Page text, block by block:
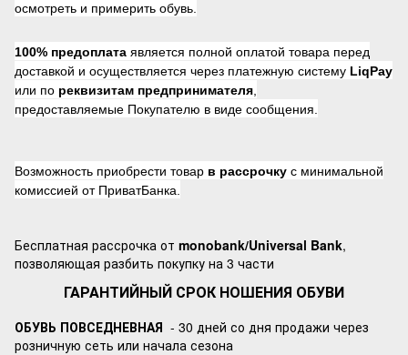
осмотреть и примерить обувь.
100% предоплата является полной оплатой товара перед
доставкой и осуществляется через платежную систему LiqPay
или по реквизитам предпринимателя
предоставляемые Покупателю в виде сообщения.
Возможность приобрести товар в рассрочку с минимальной
комиссией от ПриватБанка.
Бесплатная рассрочка от monobank/Universal Bank,
позволяющая разбить покупку на 3 части
ГАРАНТИЙНЫЙ СРОК НОШЕНИЯ ОБУВИ
ОБУВЬ ПОВСЕДНЕВНАЯ - 30 дней со дня продажи через
розничную сеть или начала сезона